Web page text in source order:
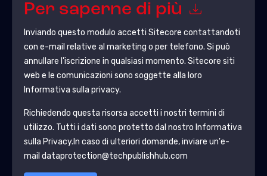
Per saperne di più
Inviando questo modulo accetti Sitecore contattandoti
con e-mail relative al marketing o per telefono. Si può
annullare l'iscrizione in qualsiasi momento. Sitecore siti
web e le comunicazioni sono soggette alla loro
Informativa sulla privacy.
Richiedendo questa risorsa accetti i nostri termini di
utilizzo. Tutti i dati sono protetto dal nostro Informativa
sulla Privacy.In caso di ulteriori domande, inviare un'e-
mail dataprotection@techpublishhub.com